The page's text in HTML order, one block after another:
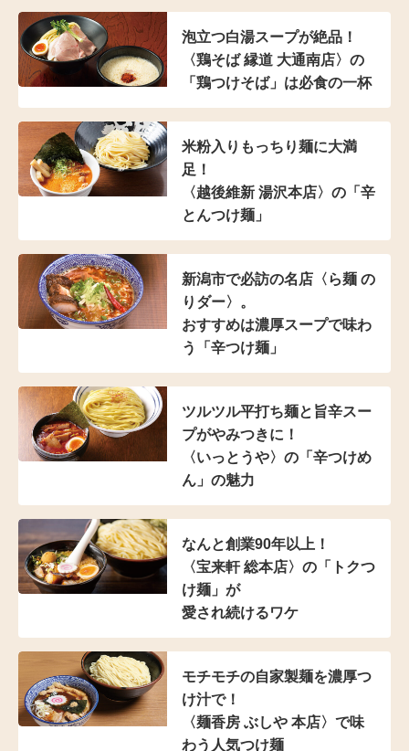
泡立つ白湯スープが絶品！
〈鶏そば 縁道 大通南店〉の
「鶏つけそば」は必食の一杯
米粉入り もっちり麺に大満
足！
〈越後維新 湯沢本店〉の 「辛
とんつけ麺」
新潟市で必訪の名店 〈ら麺 の
りダー〉。
おすすめは濃厚スープで味わ
う「辛つけ麺」
ツルツル平打ち麺と 旨辛スー
プがやみつきに！
〈いっとうや〉の 「辛つけめ
ん」の魅力
なんと創業90年以上！
〈宝来軒 総本店〉の 「トクつ
け麺」が
愛され続けるワケ
モチモチの自家製麺を濃厚つ
け汁で！
〈麺香房 ぶしや 本店〉 で味
わう人気つけ麺